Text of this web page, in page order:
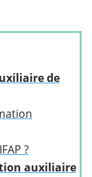
de
?
auxiliaire